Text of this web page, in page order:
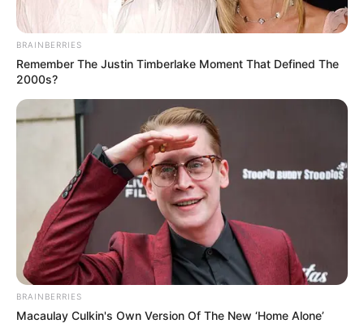
BRAINBERRIES
Remember The Justin Timberlake Moment That Defined The
2000s?
BRAINBERRIES
Macaulay Culkin's Own Version Of The New ‘Home Alone’